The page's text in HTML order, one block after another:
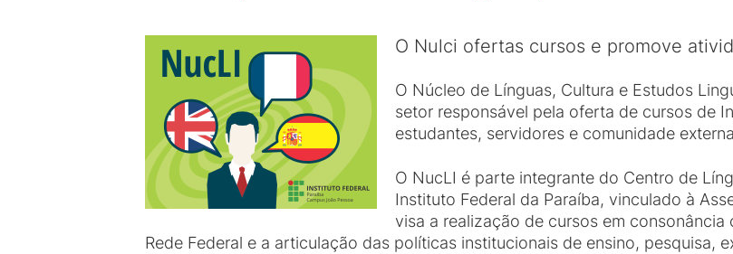
O Nulci ofertas cursos e promove
O Núcleo de Línguas, Cultura e Estudos
setor responsável pela oferta de cursos de
estudantes, servidores e comunidade
O NucLI é parte integrante do Centro de
Instituto Federal da Paraíba, vinculado à
visa a realização de cursos em
Rede Federal e a articulação das políticas institucionais de ensino, pesquisa,